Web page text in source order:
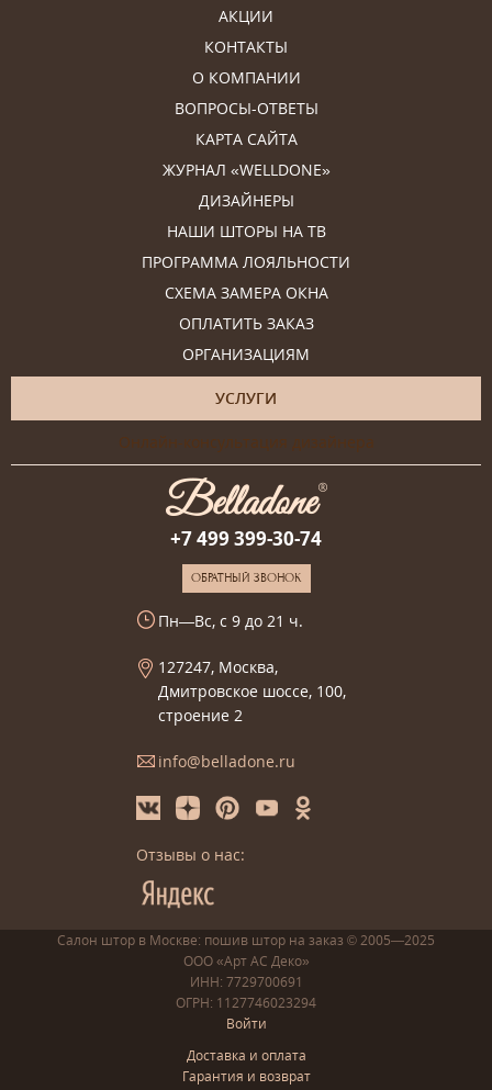
АКЦИИ
КОНТАКТЫ
О КОМПАНИИ
ВОПРОСЫ-ОТВЕТЫ
КАРТА САЙТА
ЖУРНАЛ «WELLDONE»
ДИЗАЙНЕРЫ
НАШИ ШТОРЫ НА ТВ
ПРОГРАММА ЛОЯЛЬНОСТИ
СХЕМА ЗАМЕРА ОКНА
ОПЛАТИТЬ ЗАКАЗ
ОРГАНИЗАЦИЯМ
УСЛУГИ
Онлайн-консультация дизайнера
+7 499 399-30-74
ОБРАТНЫЙ ЗВОНОК
Пн—Вс, с 9 до 21 ч.
127247, Москва,
Дмитровское шоссе, 100,
строение 2
info@belladone.ru
Отзывы о нас:
Салон штор в Москве: пошив штор на заказ © 2005—2025
ООО «Арт АС Деко»
ИНН: 7729700691
ОГРН: 1127746023294
Войти
Доставка и оплата
Гарантия и возврат